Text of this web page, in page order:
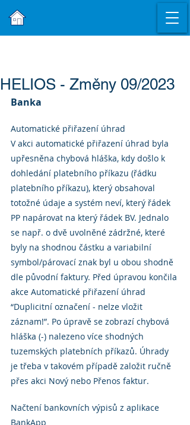
HELIOS - Změny 09/2023
Banka
Automatické přiřazení úhrad
V akci automatické přiřazení úhrad byla
upřesněna chybová hláška, kdy došlo k
dohledání platebního příkazu (řádku
platebního příkazu), který obsahoval
totožné údaje a systém neví, který řádek
PP napárovat na který řádek BV. Jednalo
se např. o dvě uvolněné zádržné, které
byly na shodnou částku a variabilní
symbol/párovací znak byl u obou shodně
dle původní faktury. Před úpravou končila
akce Automatické přiřazení úhrad
“Duplicitní označení - nelze vložit
záznam!”. Po úpravě se zobrazí chybová
hláška (-) nalezeno více shodných
tuzemských platebních příkazů. Úhrady
je třeba v takovém případě založit ručně
přes akci Nový nebo Přenos faktur.
Načtení bankovních výpisů z aplikace
BankApp